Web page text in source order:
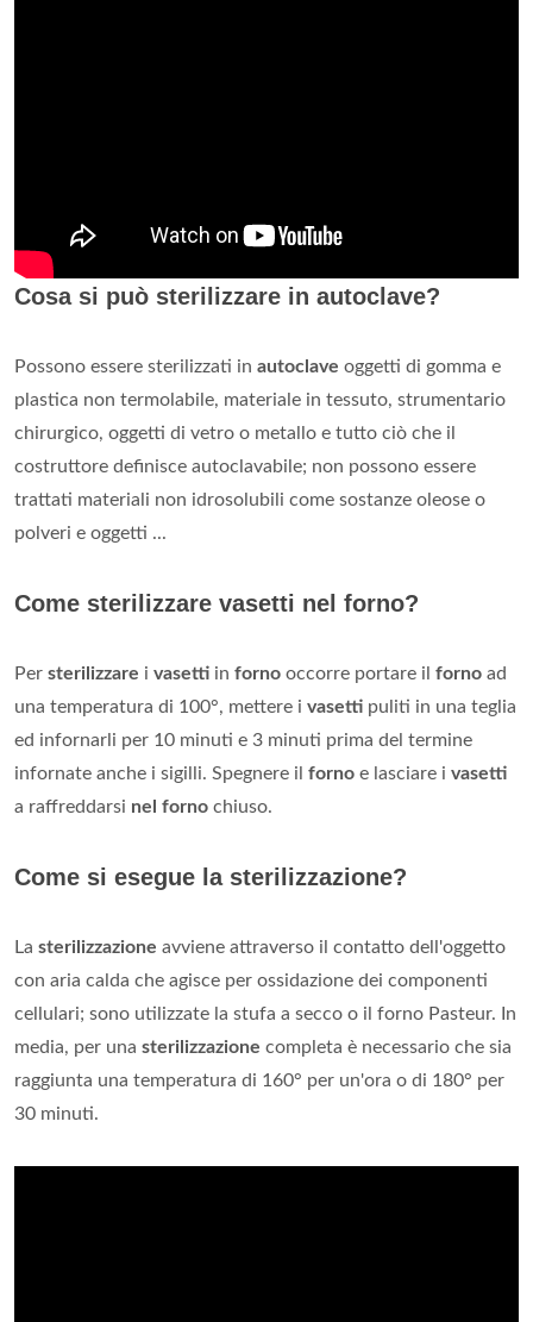
Cosa si può sterilizzare in autoclave?
Possono essere sterilizzati in autoclave oggetti di gomma e
plastica non termolabile, materiale in tessuto, strumentario
chirurgico, oggetti di vetro o metallo e tutto ciò che il
costruttore definisce autoclavabile; non possono essere
trattati materiali non idrosolubili come sostanze oleose o
polveri e oggetti ...
Come sterilizzare vasetti nel forno?
Per sterilizzare i vasetti in forno occorre portare il forno ad
una temperatura di 100°, mettere i vasetti puliti in una teglia
ed infornarli per 10 minuti e 3 minuti prima del termine
infornate anche i sigilli. Spegnere il forno e lasciare i vasetti
a raffreddarsi nel forno chiuso.
Come si esegue la sterilizzazione?
La sterilizzazione avviene attraverso il contatto dell'oggetto
con aria calda che agisce per ossidazione dei componenti
cellulari; sono utilizzate la stufa a secco o il forno Pasteur. In
media, per una sterilizzazione completa è necessario che sia
raggiunta una temperatura di 160° per un'ora o di 180° per
30 minuti.